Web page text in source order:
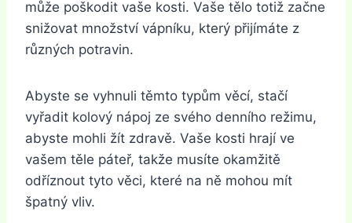
může poškodit vaše kosti. Vaše tělo totiž začne
snižovat množství vápníku, který přijímáte z
různých potravin.
Abyste se vyhnuli těmto typům věcí, stačí
vyřadit kolový nápoj ze svého denního režimu,
abyste mohli žít zdravě. Vaše kosti hrají ve
vašem těle páteř, takže musíte okamžitě
odříznout tyto věci, které na ně mohou mít
špatný vliv.